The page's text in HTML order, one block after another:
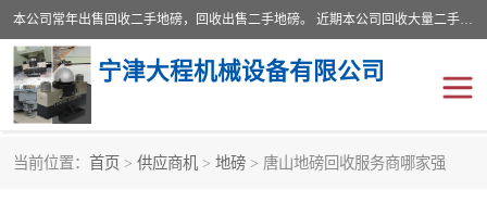
本公司常年出售回收二手地磅，回收出售二手地磅。 近期本公司回收大量二手地磅，型号齐全，宽度从2米到3.5米，长度5米到25米，承重吨位从10到200吨，成色7—9成新。 ? 使用年限6个月至2年，产品来源于个人闲置品，工矿企业停用品，因小换大而来。 精准度和新的一样， 二手地磅是内行人的选择，打个电话就省钱朋友您好等什么
宁津大程机械设备有限公司
当前位置： 首页 > 供应商机 > 地磅 > 唐山地磅回收服务商哪家强